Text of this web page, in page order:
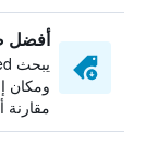
أفضل
ومكان
مقارنة